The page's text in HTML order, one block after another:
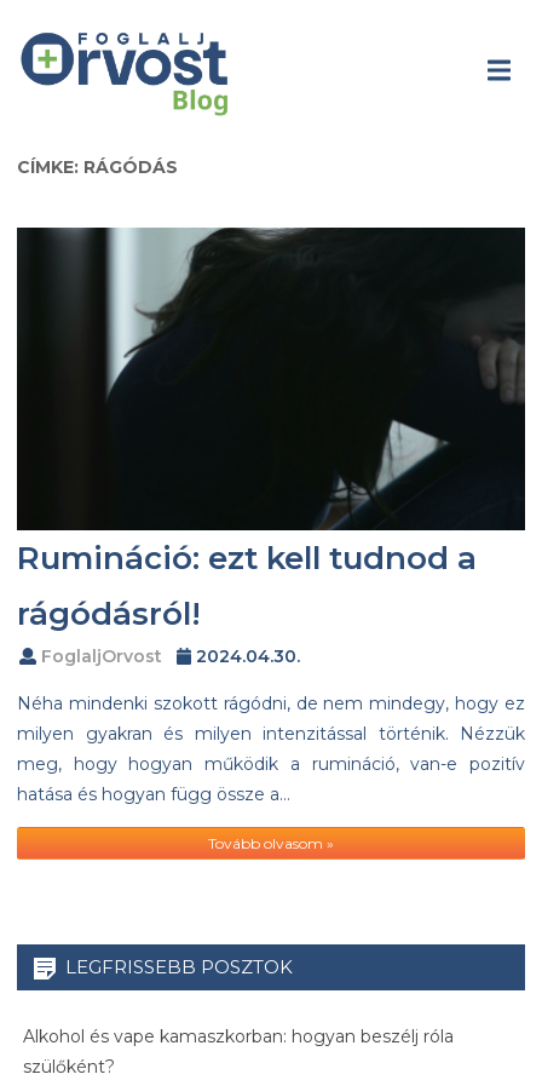
CÍMKE: RÁGÓDÁS
Rumináció: ezt kell tudnod a
rágódásról!
FoglaljOrvost 2024.04.30.
Néha mindenki szokott rágódni, de nem mindegy, hogy ez
milyen gyakran és milyen intenzitással történik. Nézzük
meg, hogy hogyan működik a rumináció, van-e pozitív
hatása és hogyan függ össze a…
Tovább olvasom »
LEGFRISSEBB POSZTOK
Alkohol és vape kamaszkorban: hogyan beszélj róla
szülőként?